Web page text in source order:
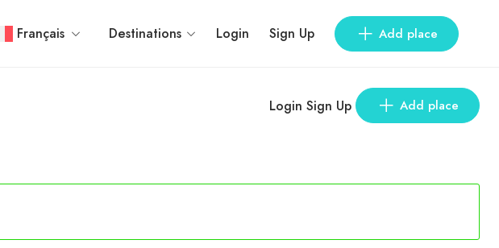
Français Destinations Login Sign Up Add place
Login Sign Up Add place